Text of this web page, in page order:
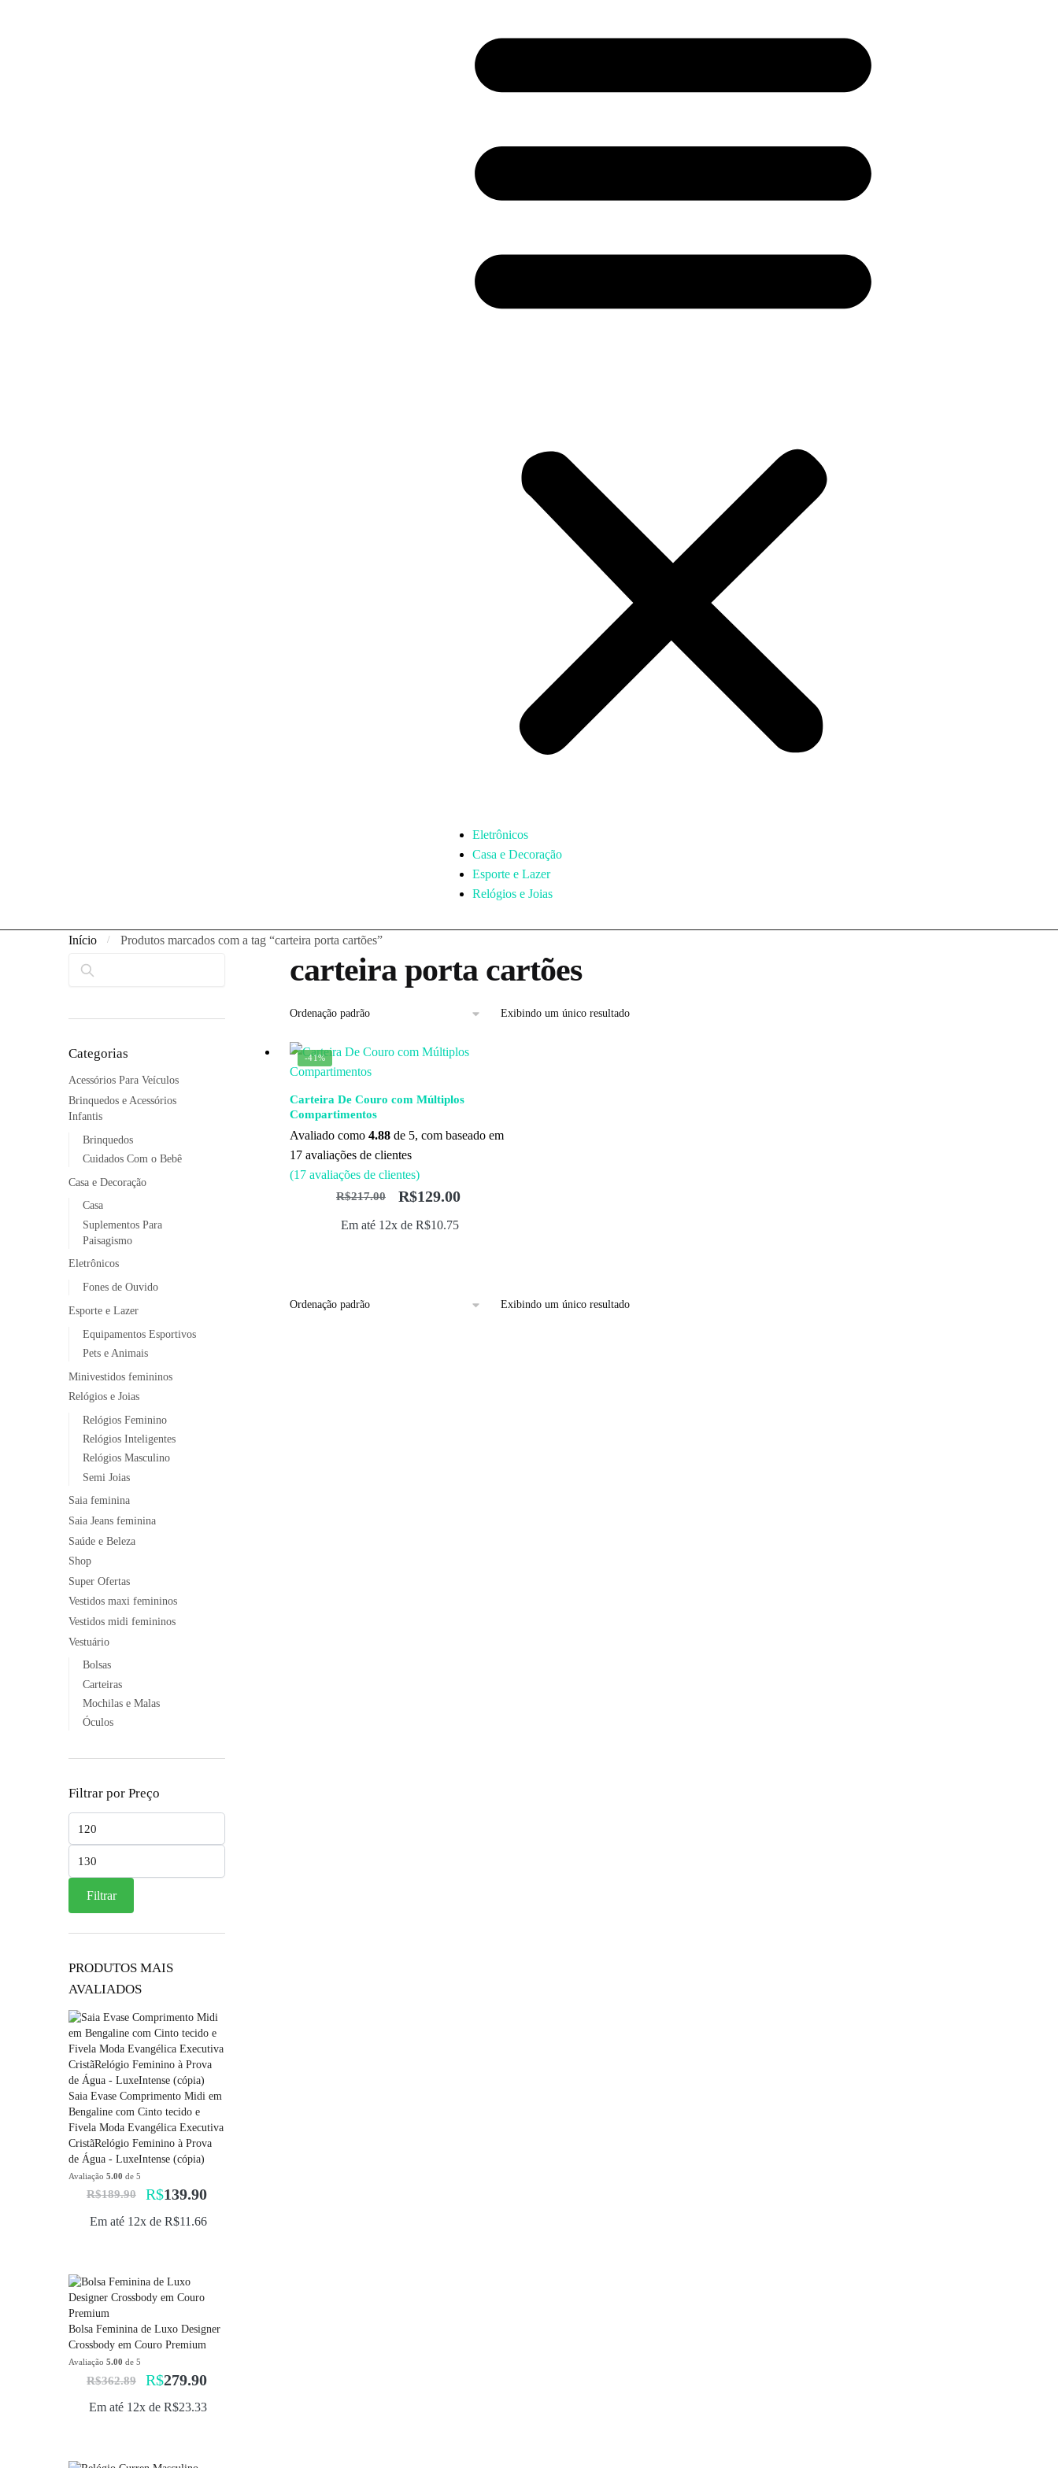
Eletrônicos
Casa e Decoração
Esporte e Lazer
Relógios e Joias
Início / Produtos marcados com a tag “carteira porta cartões”
carteira porta cartões
Exibindo um único resultado
-41%
Carteira De Couro com Múltiplos
Compartimentos
Avaliado como 4.88de 5, com baseado em
17avaliações de clientes
(17avaliações de clientes)
R$217.00 R$129.00
Em até 12x de R$10.75
Exibindo um único resultado
Pesquisar
Categorias
Acessórios Para Veículos
Brinquedos e Acessórios
Infantis
Brinquedos
Cuidados Com o Bebê
Casa e Decoração
Casa
Suplementos Para
Paisagismo
Eletrônicos
Fones de Ouvido
Esporte e Lazer
Equipamentos Esportivos
Pets e Animais
Minivestidos femininos
Relógios e Joias
Relógios Feminino
Relógios Inteligentes
Relógios Masculino
Semi Joias
Saia feminina
Saia Jeans feminina
Saúde e Beleza
Shop
Super Ofertas
Vestidos maxi femininos
Vestidos midi femininos
Vestuário
Bolsas
Carteiras
Mochilas e Malas
Óculos
Filtrar por Preço
Filtrar
PRODUTOS MAIS
AVALIADOS
Saia Evase Comprimento Midi em
Bengaline com Cinto tecido e
Fivela Moda Evangélica Executiva
CristãRelógio Feminino à Prova
de Água - LuxeIntense (cópia)
Avaliação 5.00 de 5
R$189.90 R$139.90
Em até 12x de R$11.66
Bolsa Feminina de Luxo Designer
Crossbody em Couro Premium
Avaliação 5.00 de 5
R$362.89 R$279.90
Em até 12x deR$23.33